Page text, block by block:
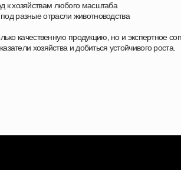
к хозяйствам любого масштаба
разные отрасли животноводства
качественную продукцию, но и экспертное
хозяйства и добиться устойчивого роста.